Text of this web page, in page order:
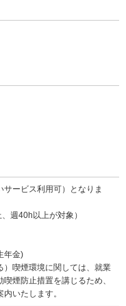
ービス利用可）となりま
週40h以上が対象）
年金)
喫煙環境に関しては、就業
煙防止措置を講じるため、
いたします。